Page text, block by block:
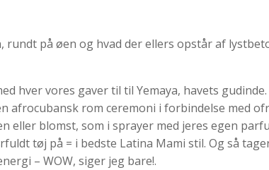
på øen og hvad der ellers opstår af
hver vores gaver til til Yemaya, havets
afrocubansk rom ceremoni i forbindelse med
eller blomst, som i sprayer med jeres egen
tøj på = i bedste Latina Mami stil. Og så
– WOW, siger jeg bare!.